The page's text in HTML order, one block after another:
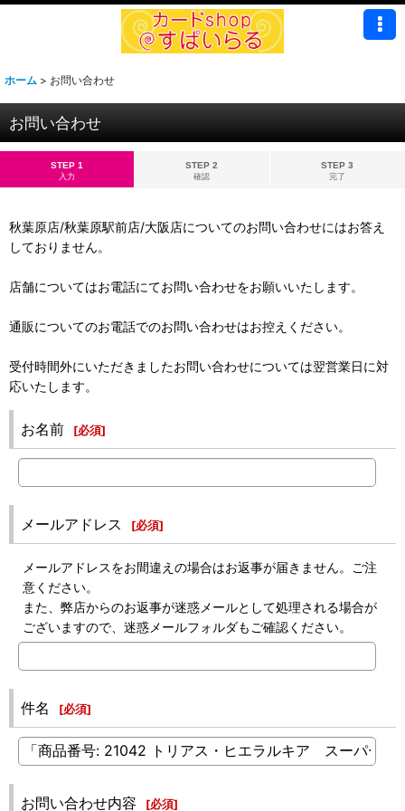
ホーム > お問い合わせ
お問い合わせ
STEP 1
入力
STEP 2
確認
STEP 3
完了
秋葉原店/秋葉原駅前店/大阪店についてのお問い合わせにはお答え
しておりません。
店舗についてはお電話にてお問い合わせをお願いいたします。
通販についてのお電話でのお問い合わせはお控えください。
受付時間外にいただきましたお問い合わせについては翌営業日に対
応いたします。
お名前 [必須]
メールアドレス [必須]
メールアドレスをお間違えの場合はお返事が届きません。ご注
意ください。
また、弊店からのお返事が迷惑メールとして処理される場合が
ございますので、迷惑メールフォルダもご確認ください。
件名 [必須]
お問い合わせ内容 [必須]